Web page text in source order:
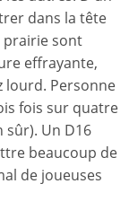
dans la tête
prairie sont
effrayante,
lourd. Personne
fois sur quatre
sûr). Un D16
beaucoup de
de joueuses